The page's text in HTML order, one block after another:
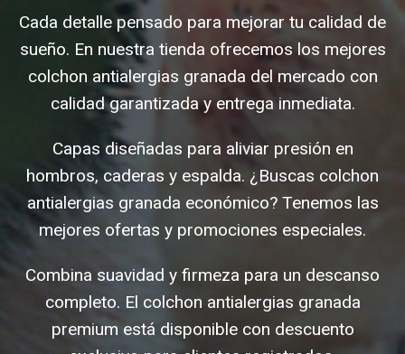
Cada detalle pensado para mejorar tu calidad de
sueño. En nuestra tienda ofrecemos los mejores
colchon antialergias granada del mercado con
calidad garantizada y entrega inmediata.
Capas diseñadas para aliviar presión en
hombros, caderas y espalda. ¿Buscas colchon
antialergias granada económico? Tenemos las
mejores ofertas y promociones especiales.
Combina suavidad y firmeza para un descanso
completo. El colchon antialergias granada
premium está disponible con descuento